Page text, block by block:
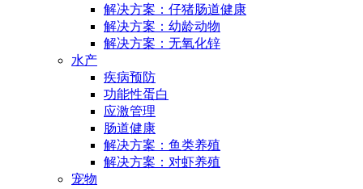
解决方案：仔猪肠道健康
解决方案：幼龄动物
解决方案：无氧化锌
水产
疾病预防
功能性蛋白
应激管理
肠道健康
解决方案：鱼类养殖
解决方案：对虾养殖
宠物